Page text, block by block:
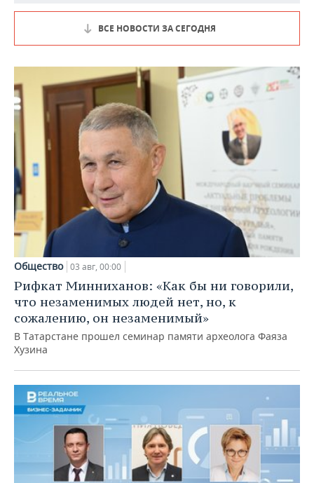
ВСЕ НОВОСТИ ЗА СЕГОДНЯ
Общество 03 авг, 00:00
Рифкат Минниханов: «Как бы ни говорили,
что незаменимых людей нет, но, к
сожалению, он незаменимый»
В Татарстане прошел семинар памяти археолога Фаяза
Хузина